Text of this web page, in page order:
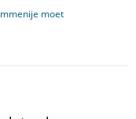
moet